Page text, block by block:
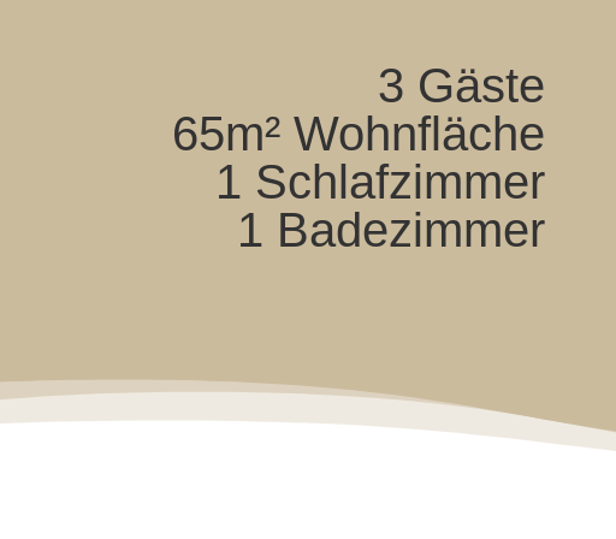
3 Gäste
65m² Wohnfläche
1 Schlafzimmer
1 Badezimmer